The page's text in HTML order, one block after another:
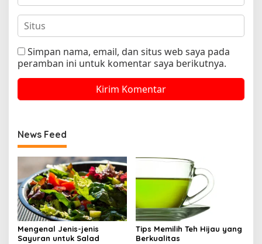
Simpan nama, email, dan situs web saya pada
peramban ini untuk komentar saya berikutnya.
News Feed
Mengenal Jenis-jenis
Sayuran untuk Salad
Tips Memilih Teh Hijau yang
Berkualitas